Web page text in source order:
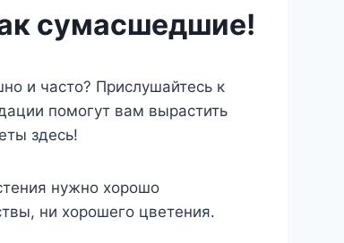
сумасшедшие!
и часто? Прислушайтесь к
помогут вам вырастить
здесь!
нужно хорошо
ни хорошего цветения.